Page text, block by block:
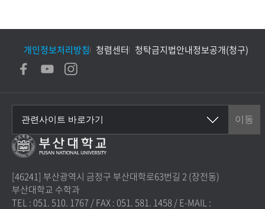
개인정보처리방침 청렴센터 청탁금지법안내정보공개(청구)
[46241] 부산광역시 금정구 부산대학로63번길 2 (장전동)
부산대학교 수학과
TEL : 051. 510. 1767/FAX : 051. 581. 1458/E-MAIL :